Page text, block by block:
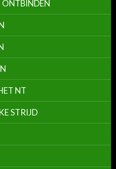
ONTBINDEN
NT
STRIJD